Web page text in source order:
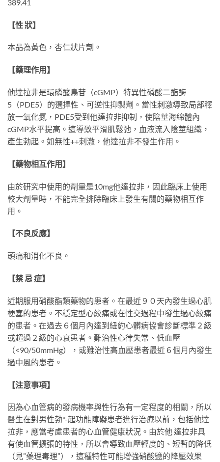
389.41
【性 狀】
本品為黃色，杏仁狀片劑。
【藥理作用】
他達拉非是環磷酸鳥苷（cGMP）特異性磷酸二酯酶
5（PDE5）的選擇性、可逆性抑製劑。當性刺激導致局部釋
放一氧化氮，PDE5受到他達拉非抑制，使陰莖海綿體內
cGMP水平提高。這導致平滑肌鬆弛，血液流入陰莖組織，
產生勃起。如無性++刺激，他達拉非不發生作用。
【藥物相互作用】
由於研究中使用的劑量是10mg他達拉非，因此臨床上使用
較大劑量時，不能完全排除臨床上發生有關的藥物相互作
用。
【不良反應】
頭痛和消化不良。
【禁 忌 症】
近期服用硝酸酯類藥物的患者。在最近９０天內發生過心肌
梗塞的患者。不穩定型心絞痛或在性交過程中發生過心絞痛
的患者。在過去６個月內達到紐約心髒病協會診斷標準２級
或超過２級的心衰患者。難治性心律失常、低血壓
（<90/50mmHg），或難治性高血壓患者最近６個月內發生
過中風的患者。
【注意事項】
因為心血管病的發病機率與性行為有一定程度的相關，所以
醫生在對男性勃*-起功能障礙患者進行治療以前，包括他達
拉非，應當考慮患者的心血管健康狀況。由於他 達拉非具
有使血管擴張的特性，所以會導致血壓輕度的、短暫的降低
（見”藥理毒理”），這種特性可能增強硝酸鹽的降壓效果